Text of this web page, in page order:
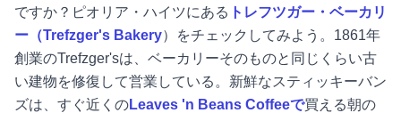
ですか？ピオリア・ハイツにある トレフツガー・ベーカリ
ー（Trefzger's Bakery）をチェックしてみよう。1861年
創業のTrefzger'sは、ベーカリーそのものと同じくらい古
い建物を修復して営業している。新鮮なスティッキーバン
ズは、すぐ近くのLeaves 'n Beans Coffeeで買える朝の